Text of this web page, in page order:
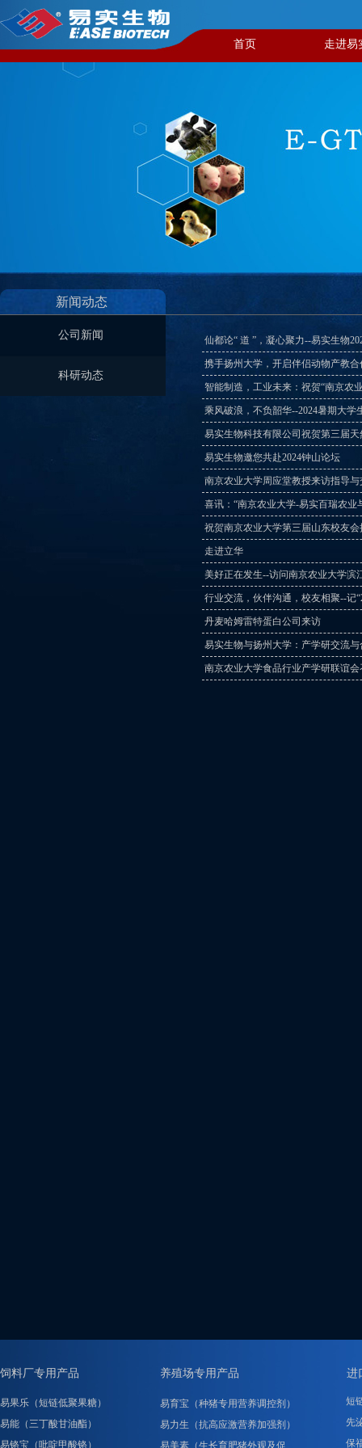
首页 走进易
新闻动态​
公司新闻
科研动态
仙都论“ 道 ”，凝心聚力--易实生物
携手扬州大学，开启伴侣动物产教合
智能制造，工业未来：祝贺“南京农
乘风破浪，不负韶华--2024暑期大学
易实生物科技有限公司祝贺第三届
易实生物邀您共赴2024钟山论坛
南京农业大学周应堂教授来访指导与
喜讯：“南京农业大学-易实百瑞农业
祝贺南京农业大学第三届山东校友
走进立华
美好正在发生--访问南京农业大学滨
行业交流，伙伴沟通，校友相聚--记
丹麦哈姆雷特蛋白公司来访
易实生物与扬州大学：产学研交流与
南京农业大学食品行业产学研联谊会
饲料厂专用产品 进
易果乐（短链低聚果糖）
易能（三丁酸甘油酯）
易铬宝（吡啶甲酸铬）
易育宝（种猪专用营养调控剂）
易力生（抗高应激营养加强剂）
易美素（生长育肥猪外观及促……
短
先
保
养殖场专用产品